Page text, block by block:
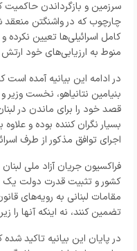
سرزمین و بازگرداندن
چارچوب که در واشنگتن منعقد
کامل اسرائیلی‌ها تعیین نکرده
منوط به ارزیابی‌های خود
در ادامه این بیانیه آمده است
بنیامین نتانیاهو، نخست وزیر
قصد خود را برای ماندن در
بسیار نگران کننده بوده و
اجرای توافق مذکور از طرف
فراکسیون جریان آزاد ملی
کشور و تثبیت قدرت دولت
مقامات لبنانی به رویه‌های
تضمین کنند، نه اینکه آنها را
در پایان این بیانیه تاکید